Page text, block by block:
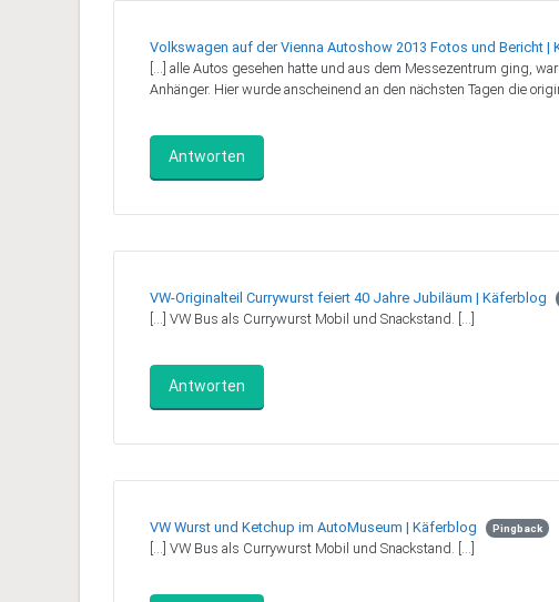
Volkswagen auf der Vienna Autoshow 2013 Fotos und Bericht |
[…] alle Autos gesehen hatte und aus dem Messezentrum ging,
Anhänger. Hier wurde anscheinend an den nächsten Tagen die
Antworten
VW-Originalteil Currywurst feiert 40 Jahre Jubiläum | Käferblog
[…] VW Bus als Currywurst Mobil und Snackstand. […]
Antworten
VW Wurst und Ketchup im AutoMuseum | Käferblog Pingback
[…] VW Bus als Currywurst Mobil und Snackstand. […]